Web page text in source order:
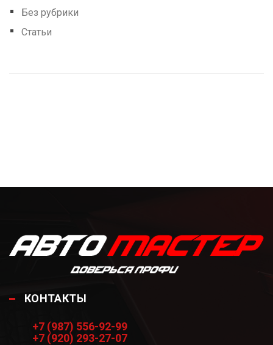
Без рубрики
Статьи
КОНТАКТЫ
+7 (987) 556-92-99
+7 (920) 293-27-07